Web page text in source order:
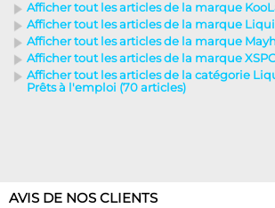
Afficher tout les articles de la marque
Afficher tout les articles de la marque
Afficher tout les articles de la marque
Afficher tout les articles de la marque
Afficher tout les articles de la catégorie
Prêts à l'emploi (70 articles)
AVIS DE NOS CLIENTS